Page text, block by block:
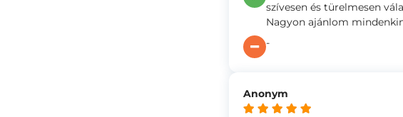
szívesen és türelmesen
Nagyon ajánlom
-
Anonym